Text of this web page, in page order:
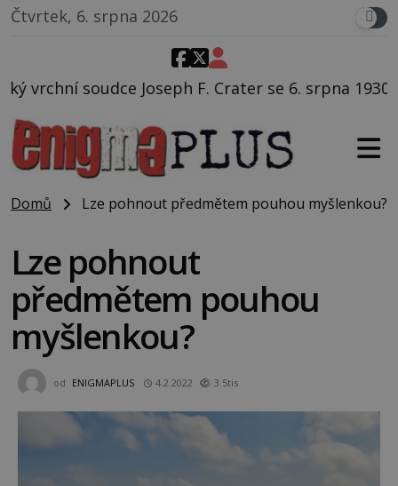
Čtvrtek, 6. srpna 2026
F. Crater se 6. srpna 1930 navečeří ve své
Domů Lze pohnout předmětem pouhou myšlenkou?
Lze pohnout
předmětem pouhou
myšlenkou?
od ENIGMAPLUS 4.2.2022 3.5tis